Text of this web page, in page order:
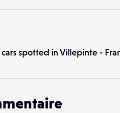
spotted in Villepinte -